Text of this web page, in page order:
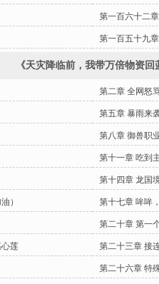
第一百六十二
第一百五十九
《天灾降临前，我带万倍物资回
第二章 全网怒
第五章 暴雨来
第八章 御兽职
第十一章 吃到
第十四章 龙国
） 第十七章 哞哞
第二十章 第一
莲 第二十三章 接
第二十六章 特